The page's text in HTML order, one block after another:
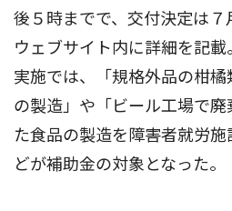
後５時までで、交付決定は
ウェブサイト内に詳細を記
実施では、「規格外品の柑
の製造」や「ビール工場で
た食品の製造を障害者就労
どが補助金の対象となった。